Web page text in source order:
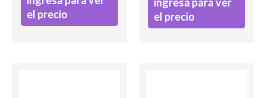
el precio
ingresa para ver
el precio